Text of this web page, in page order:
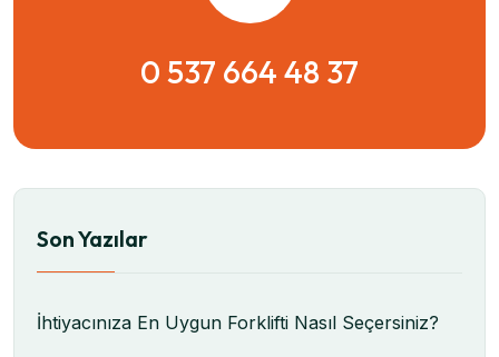
0 537 664 48 37
Son Yazılar
İhtiyacınıza En Uygun Forklifti Nasıl Seçersiniz?